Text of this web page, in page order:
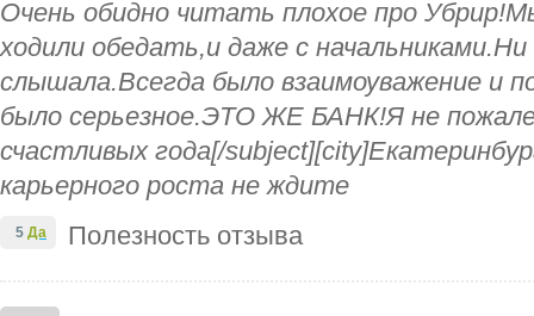
Очень обидно читать плохое про
ходили обедать,и даже с начальниками.Ни
слышала.Всегда было взаимоуважение и
было серьезное.ЭТО ЖЕ БАНК!Я не
счастливых года[/
карьерного роста не ждите
Полезность отзыва
5 Да